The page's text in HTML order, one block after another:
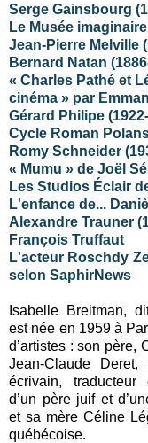
Serge Gainsbourg
Le Musée
Jean-Pierre Melville
Bernard Natan
« Charles Pathé et
cinéma » par
Gérard Philipe
Cycle Roman
Romy Schneider
« Mumu » de Joël
Les Studios Éclair
L'enfance de...
Alexandre Trauner
François Truffaut
L'acteur Roschdy
selon SaphirNews
Isabelle Breitman,
est née en 1959 à
d’artistes : son père,
Jean-Claude
écrivain,
d’un père juif et
et sa mère Céline
québécoise.